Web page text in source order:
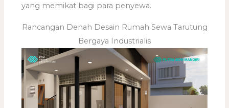
yang memikat bagi para penyewa.
Rancangan Denah Desain Rumah Sewa Tarutung
Bergaya Industrialis